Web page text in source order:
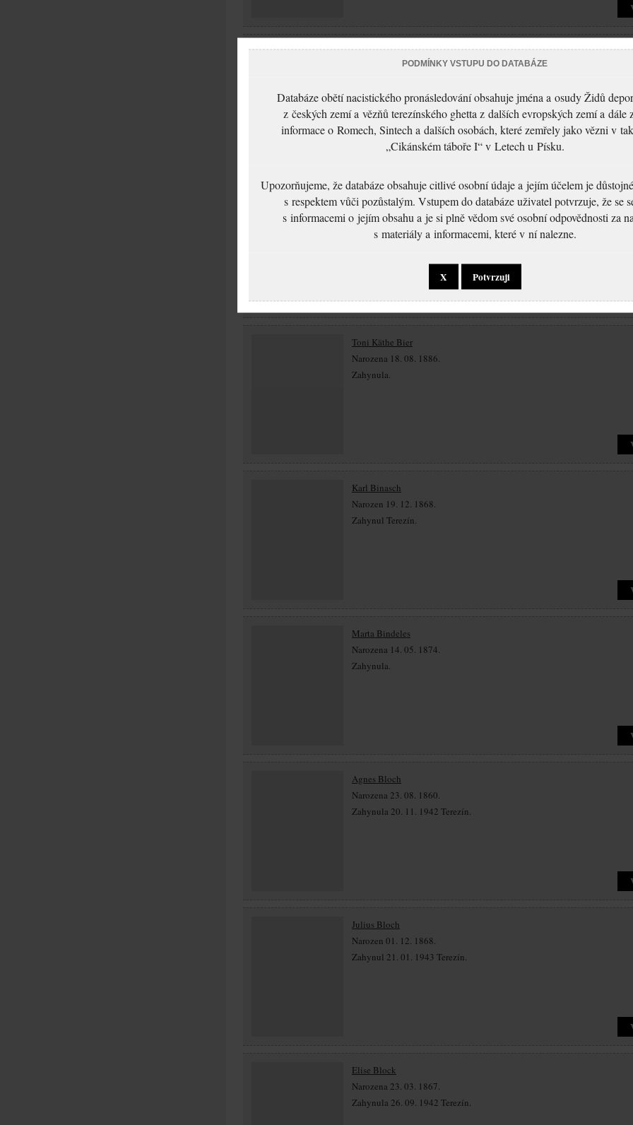
Bertha Biegeleisen
Narozena 12. 07. 1878.
Salomon Bier
Narozen 28. 02. 1876.
Zahynul Terezín.
Toni Käthe Bier
Narozena 18. 08. 1886.
Zahynula.
Karl Binasch
Narozen 19. 12. 1868.
Zahynul Terezín.
Marta Bindeles
Narozena 14. 05. 1874.
Zahynula.
Agnes Bloch
Narozena 23. 08. 1860.
Zahynula 20. 11. 1942 Terezín.
Julius Bloch
Narozen 01. 12. 1868.
Zahynul 21. 01. 1943 Terezín.
Elise Block
Narozena 23. 03. 1867.
Zahynula 26. 09. 1942 Terezín.
PODMÍNKY VSTUPU DO DATABÁZE
Databáze obětí nacistického pronásledování obsahuje jména a osudy Židů
z českých zemí a vězňů terezínského ghetta z dalších evropských zemí a dále
informace o Romech, Sintech a dalších osobách, které zemřely jako vězni v
„Cikánském táboře I“ v Letech u Písku.
Upozorňujeme, že databáze obsahuje citlivé osobní údaje a jejím účelem je
s respektem vůči pozůstalým. Vstupem do databáze uživatel potvrzuje, že se
s informacemi o jejím obsahu a je si plně vědom své osobní odpovědnosti za
s materiály a informacemi, které v ní nalezne.
X Potvrzuji